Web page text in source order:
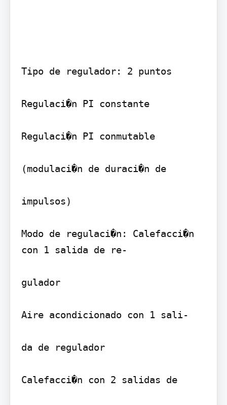
Tipo de regulador: 2 puntos
Regulaci�n PI constante
Regulaci�n PI conmutable
(modulaci�n de duraci�n de
impulsos)
Modo de regulaci�n: Calefacci�n
con 1 salida de re-
gulador
Aire acondicionado con 1 sali-
da de regulador
Calefacci�n con 2 salidas de